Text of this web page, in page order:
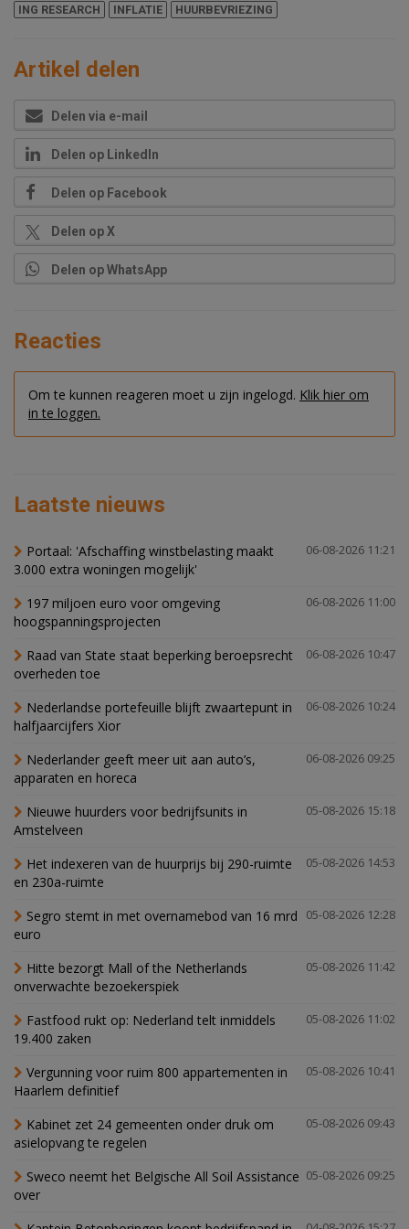
ING RESEARCH INFLATIE HUURBEVRIEZING
Artikel delen
Delen via e-mail
Delen op LinkedIn
Delen op Facebook
Delen op X
Delen op WhatsApp
Reacties
Om te kunnen reageren moet u zijn ingelogd. Klik hier om
in te loggen.
Laatste nieuws
06-08-2026 11:21
Portaal: 'Afschaffing winstbelasting maakt
3.000 extra woningen mogelijk'
06-08-2026 11:00
197 miljoen euro voor omgeving
hoogspanningsprojecten
06-08-2026 10:47
Raad van State staat beperking beroepsrecht
overheden toe
06-08-2026 10:24
Nederlandse portefeuille blijft zwaartepunt in
halfjaarcijfers Xior
06-08-2026 09:25
Nederlander geeft meer uit aan auto’s,
apparaten en horeca
05-08-2026 15:18
Nieuwe huurders voor bedrijfsunits in
Amstelveen
05-08-2026 14:53
Het indexeren van de huurprijs bij 290-ruimte
en 230a-ruimte
05-08-2026 12:28
Segro stemt in met overnamebod van 16 mrd
euro
05-08-2026 11:42
Hitte bezorgt Mall of the Netherlands
onverwachte bezoekerspiek
05-08-2026 11:02
Fastfood rukt op: Nederland telt inmiddels
19.400 zaken
05-08-2026 10:41
Vergunning voor ruim 800 appartementen in
Haarlem definitief
05-08-2026 09:43
Kabinet zet 24 gemeenten onder druk om
asielopvang te regelen
05-08-2026 09:25
Sweco neemt het Belgische All Soil Assistance
over